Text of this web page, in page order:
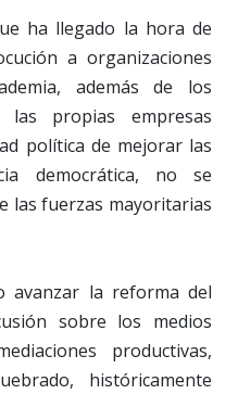
ha llegado la hora de
a organizaciones
además de los
las propias empresas
política de mejorar las
democrática, no se
las fuerzas mayoritarias
avanzar la reforma del
sobre los medios
productivas,
históricamente